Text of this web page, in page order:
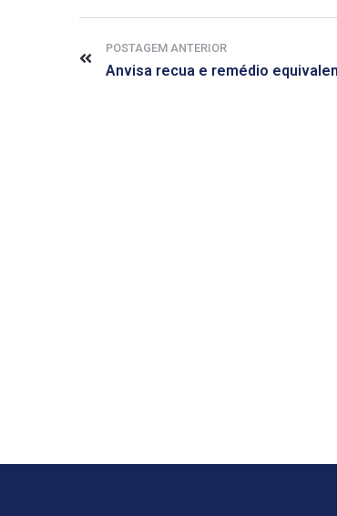
POSTAGEM ANTERIOR